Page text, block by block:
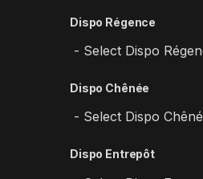
Dispo Régence
Dispo Chênée
Dispo Entrepôt